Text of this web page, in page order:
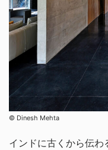
© Dinesh Mehta
インドに古くから伝